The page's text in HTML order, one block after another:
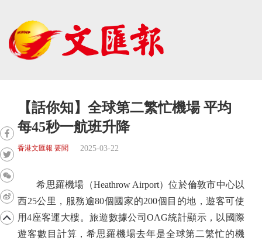
【話你知】全球第二繁忙機場 平均
每45秒一航班升降
香港文匯報 要聞 2025-03-22
希思羅機場（Heathrow Airport）位於倫敦市中心以
西25公里，服務逾80個國家的200個目的地，遊客可使
用4座客運大樓。旅遊數據公司OAG統計顯示，以國際
遊客數目計算，希思羅機場去年是全球第二繁忙的機